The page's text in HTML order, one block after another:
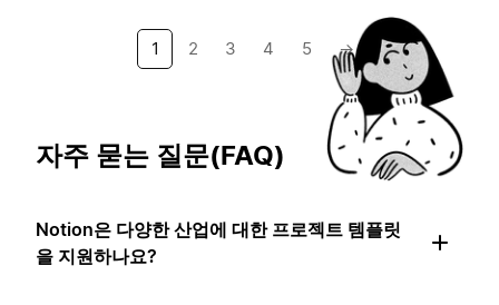
1 2 3 4 5 →
자주 묻는 질문(FAQ)
Notion은 다양한 산업에 대한 프로젝트 템플릿
을 지원하나요?